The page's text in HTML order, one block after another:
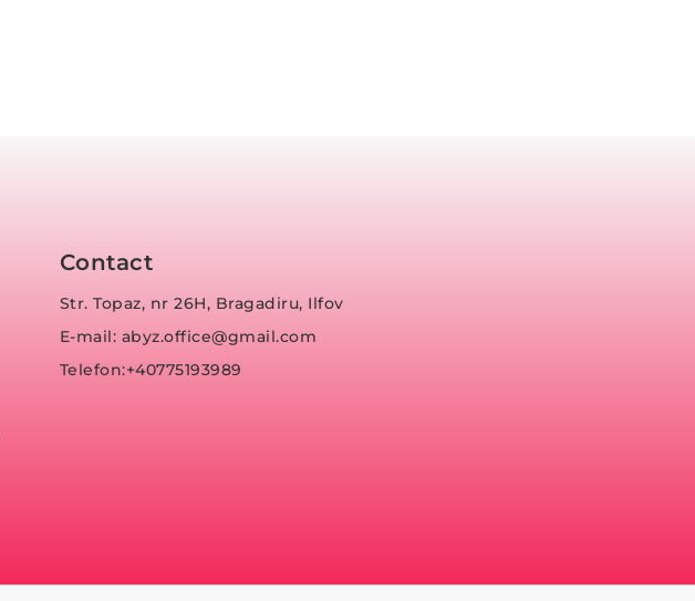
Contact
Str. Topaz, nr 26H, Bragadiru, Ilfov
E-mail: abyz.office@gmail.com
Telefon:+40775193989